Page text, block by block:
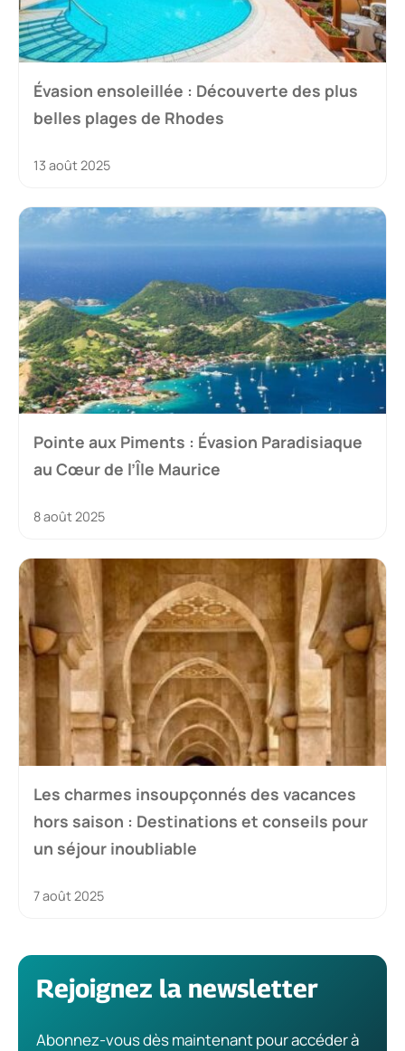
Évasion ensoleillée : Découverte des plus
belles plages de Rhodes
13 août 2025
Pointe aux Piments : Évasion Paradisiaque
au Cœur de l’Île Maurice
8 août 2025
Les charmes insoupçonnés des vacances
hors saison : Destinations et conseils pour
un séjour inoubliable
7 août 2025
Rejoignez la newsletter
Abonnez-vous dès maintenant pour accéder à